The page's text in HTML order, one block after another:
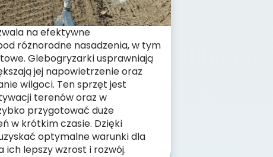
na efektywne
różnorodne nasadzenia, w tym
Glebogryzarki usprawniają
jej napowietrzenie oraz
wilgoci. Ten sprzęt jest
terenów oraz w
przygotować duże
w krótkim czasie. Dzięki
optymalne warunki dla
ich lepszy wzrost i rozwój.